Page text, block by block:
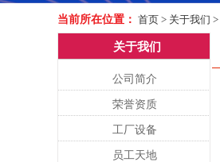
当前所在位置： 首页 > 关于我们 >
关于我们
公司简介
荣誉资质
工厂设备
员工天地